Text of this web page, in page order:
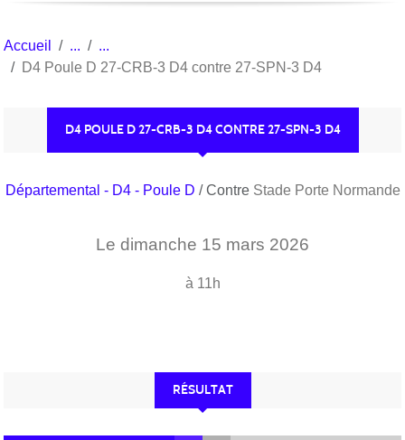
Accueil
D4 Poule D 27-CRB-3 D4 contre 27-SPN-3 D4
D4 POULE D 27-CRB-3 D4 CONTRE 27-SPN-3 D4
Départemental - D4 - Poule D / Contre Stade Porte Normande
Le dimanche 15 mars 2026
à 11h
RÉSULTAT